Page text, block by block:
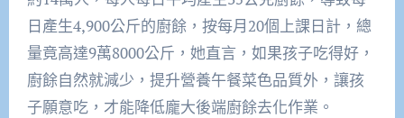
日產生4,900公斤的廚餘，按每月20個上課日計，總
量竟高達9萬8000公斤，她直言，如果孩子吃得好，
廚餘自然就減少，提升營養午餐菜色品質外，讓孩
子願意吃，才能降低龐大後端廚餘去化作業。